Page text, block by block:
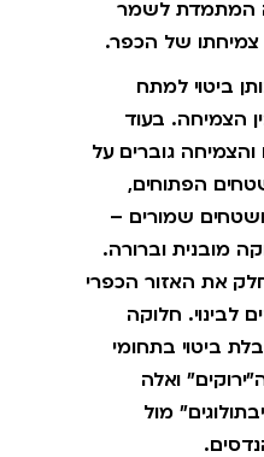
המתמדת לשמר
צמיחתו של הכפר.
ביטוי למתח
הצמיחה. בעוד
גוברים על
הפתוחים,
שמורים –
מובנית וברורה.
את האזור הכפרי
לבינוי. חלוקה
ביטוי בתחומי
ואלה
מול